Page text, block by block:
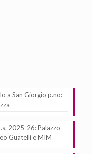
a San Giorgio p.no:
2025-26: Palazzo
Guatelli e MIM